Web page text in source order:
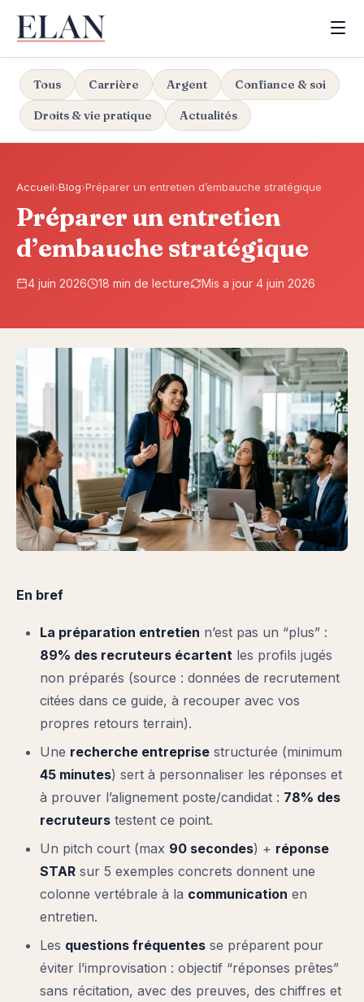
Tous Carrière Argent Confiance & soi
Droits & vie pratique Actualités
Accueil›Blog›Préparer un entretien d’embauche stratégique
Préparer un entretien
d’embauche stratégique
4 juin 2026 18 min de lecture Mis a jour 4 juin 2026
En bref
La préparation entretien n’est pas un “plus” :
89% des recruteurs écartent les profils jugés
non préparés (source : données de recrutement
citées dans ce guide, à recouper avec vos
propres retours terrain).
Une recherche entreprisestructurée (minimum
45 minutes) sert à personnaliser les réponses et
à prouver l’alignement poste/candidat : 78% des
recruteurstestent ce point.
Un pitch court (max 90 secondes) + réponse
STARsur 5 exemples concrets donnent une
colonne vertébrale à la communication en
entretien.
Les questions fréquentesse préparent pour
éviter l’improvisation : objectif “réponses prêtes”
sans récitation, avec des preuves, des chiffres et